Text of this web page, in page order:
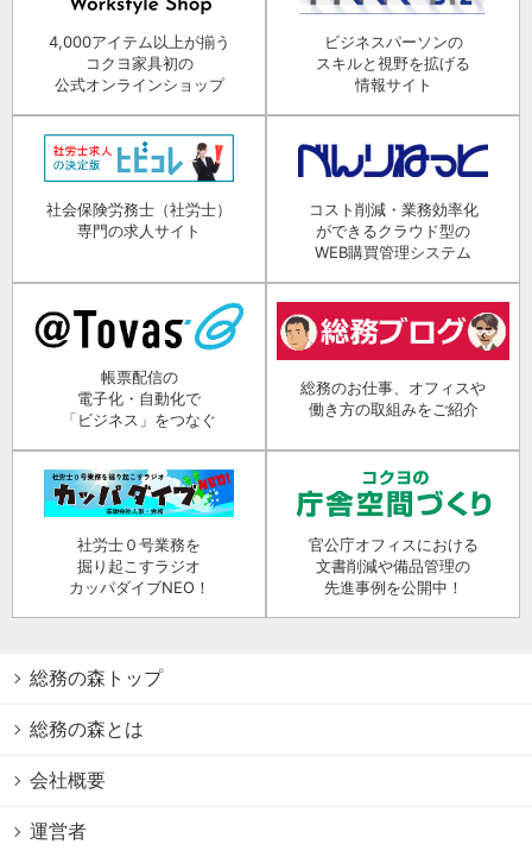
4,000アイテム以上が揃う
コクヨ家具初の
公式オンラインショップ
ビジネスパーソンの
スキルと視野を拡げる
情報サイト
社会保険労務士（社労士）
専門の求人サイト
コスト削減・業務効率化
ができるクラウド型の
WEB購買管理システム
帳票配信の
電子化・自動化で
「ビジネス」をつなぐ
総務のお仕事、オフィスや
働き方の取組みをご紹介
社労士０号業務を
掘り起こすラジオ
カッパダイブNEO！
官公庁オフィスにおける
文書削減や備品管理の
先進事例を公開中！
総務の森トップ
総務の森とは
会社概要
運営者